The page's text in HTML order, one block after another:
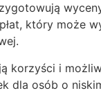
który może
korzyści i
dla osób o